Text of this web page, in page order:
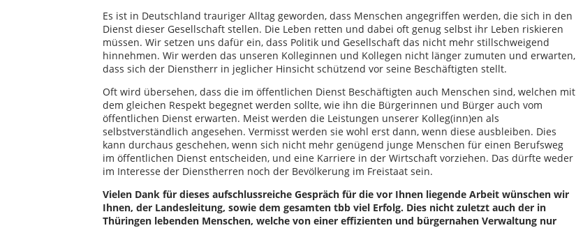
Es ist in Deutschland trauriger Alltag geworden, dass Menschen angegriffen werden, die sich in den
Dienst dieser Gesellschaft stellen. Die Leben retten und dabei oft genug selbst ihr Leben riskieren
müssen. Wir setzen uns dafür ein, dass Politik und Gesellschaft das nicht mehr stillschweigend
hinnehmen. Wir werden das unseren Kolleginnen und Kollegen nicht länger zumuten und erwarten,
dass sich der Dienstherr in jeglicher Hinsicht schützend vor seine Beschäftigten stellt.
Oft wird übersehen, dass die im öffentlichen Dienst Beschäftigten auch Menschen sind, welchen mit
dem gleichen Respekt begegnet werden sollte, wie ihn die Bürgerinnen und Bürger auch vom
öffentlichen Dienst erwarten. Meist werden die Leistungen unserer Kolleg(inn)en als
selbstverständlich angesehen. Vermisst werden sie wohl erst dann, wenn diese ausbleiben. Dies
kann durchaus geschehen, wenn sich nicht mehr genügend junge Menschen für einen Berufsweg
im öffentlichen Dienst entscheiden, und eine Karriere in der Wirtschaft vorziehen. Das dürfte weder
im Interesse der Dienstherren noch der Bevölkerung im Freistaat sein.
Vielen Dank für dieses aufschlussreiche Gespräch für die vor Ihnen liegende Arbeit wünschen wir
Ihnen, der Landesleitung, sowie dem gesamten tbb viel Erfolg. Dies nicht zuletzt auch der in
Thüringen lebenden Menschen, welche von einer effizienten und bürgernahen Verwaltung nur